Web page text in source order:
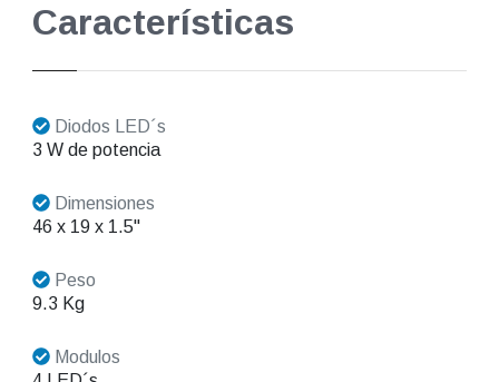
Características
Diodos LED´s
3 W de potencia
Dimensiones
46 x 19 x 1.5"
Peso
9.3 Kg
Modulos